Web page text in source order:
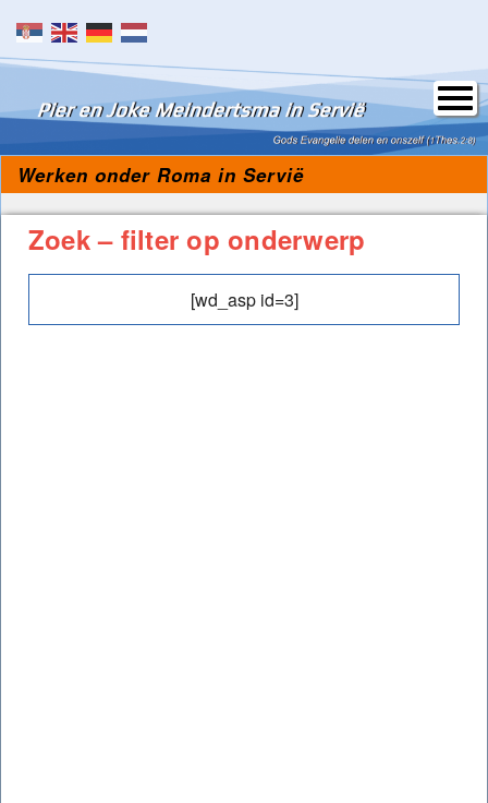
Skip to content
Zoek – filter op onderwerp
[wd_asp id=3]
Werken onder Roma in Servië